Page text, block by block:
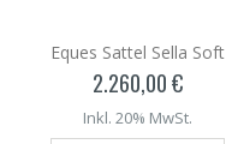
Eques Sattel Sella Soft
2.260,00 €
Inkl. 20% MwSt.